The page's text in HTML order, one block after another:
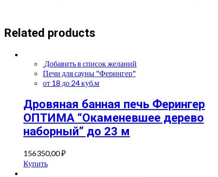
Related products
Добавить в список желаний
Печи для сауны "Ферингер"
от 18 до 24 куб.м
Дровяная банная печь Ферингер
ОПТИМА “Окаменевшее дерево
наборный” до 23 м
156350,00₽
Купить